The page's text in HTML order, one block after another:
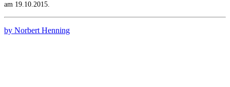
am 19.10.2015.
by Norbert Henning